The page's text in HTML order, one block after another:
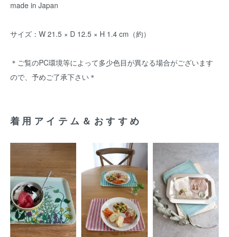
made in Japan
サイズ：W 21.5 × D 12.5 × H 1.4 cm（約）
＊ご覧のPC環境等によって多少色目が異なる場合がございます
ので、予めご了承下さい＊
着用アイテム＆おすすめ